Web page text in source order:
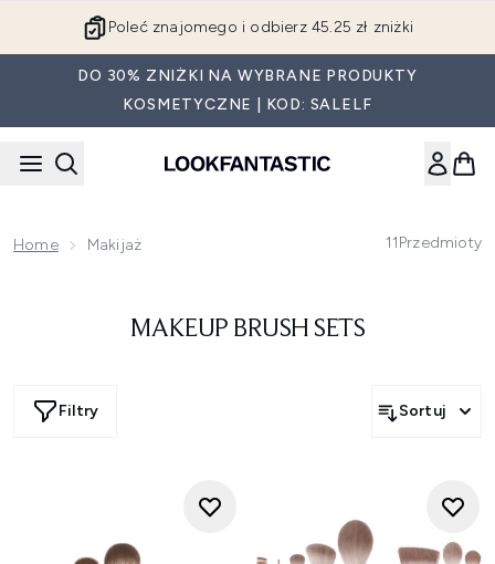
Poleć znajomego i odbierz 45.25 zł zniżki
DO 30% ZNIŻKI NA WYBRANE PRODUKTY
KOSMETYCZNE | KOD: SALELF
Home Makijaż 11Przedmioty
MAKEUP BRUSH SETS
Filtry Sortuj